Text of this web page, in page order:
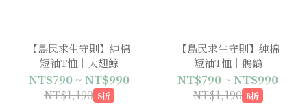
【島民求生守則】純棉
短袖T恤｜大翅鯨
NT$790 ~ NT$990
NT$1,190 8折
【島民求生守則】純棉
短袖T恤｜鵂鶹
NT$790 ~ NT$990
NT$1,190 8折